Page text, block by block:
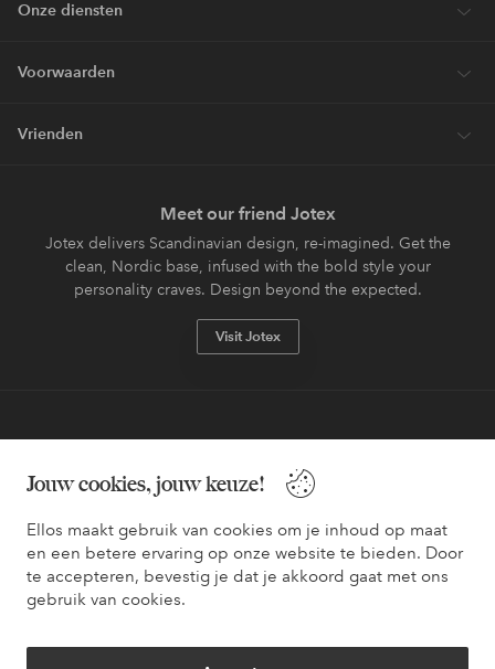
Jouw cookies, jouw keuze!
Ellos maakt gebruik van cookies om je inhoud op maat
en een betere ervaring op onze website te bieden. Door
te accepteren, bevestig je dat je akkoord gaat met ons
gebruik van cookies.
Onze diensten
Voorwaarden
Vrienden
Meet our friend Jotex
Jotex delivers Scandinavian design, re-imagined. Get the
clean, Nordic base, infused with the bold style your
personality craves. Design beyond the expected.
Visit Jotex
Wil je meer weten over
onze betaalopties